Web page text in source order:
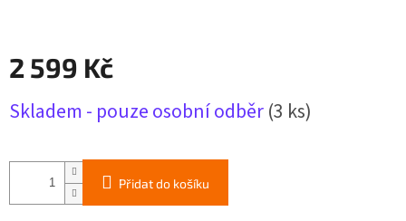
2 599 Kč
cena:
Skladem - pouze osobní odběr(3 ks)
Přidat do košíku